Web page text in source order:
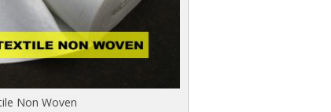
Non Woven